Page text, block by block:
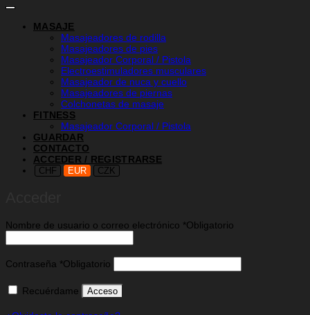
MASAJE
Masajeadores de rodilla
Masajeadores de pies
Masajeador Corporal / Pistola
Electroestimuladores musculares
Masajeador de nuca y cuello
Masajeadores de piernas
Colchonetas de masaje
FITNESS
Masajeador Corporal / Pistola
GUARDAR
CONTACTO
ACCEDER / REGISTRARSE
CHF EUR CZK
Nombre de usuario o correo electrónico *Obligatorio
Contraseña *Obligatorio
Recuérdame Acceso